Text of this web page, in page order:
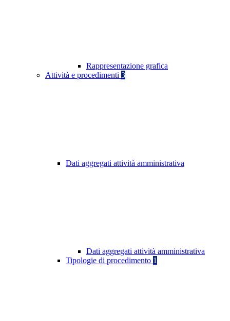
Rappresentazione grafica
Attività e procedimenti 3
Dati aggregati attività amministrativa
Dati aggregati attività amministrativa
Tipologie di procedimento 1